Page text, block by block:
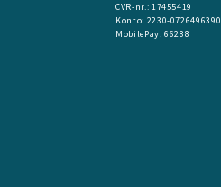
CVR-nr.: 17455419
​Konto: 2230-0726496390
MobilePay:66288